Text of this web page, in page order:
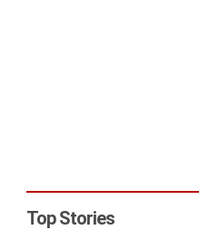
Top Stories